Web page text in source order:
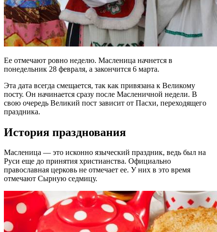
Ее отмечают ровно неделю. Масленица начнется в
понедельник 28 февраля, а закончится 6 марта.
Эта дата всегда смещается, так как привязана к Великому
посту. Он начинается сразу после Масленичной недели. В
свою очередь Великий пост зависит от Пасхи, переходящего
праздника.
История празднования
Масленица ― это исконно языческий праздник, ведь был на
Руси еще до принятия христианства. Официально
православная церковь не отмечает ее. У них в это время
отмечают Сырную седмицу.